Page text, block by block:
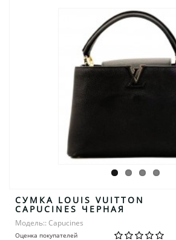
СУМКА LOUIS VUITTON
CAPUCINES ЧЕРНАЯ
Модель:: Capucines
Оценка покупателей